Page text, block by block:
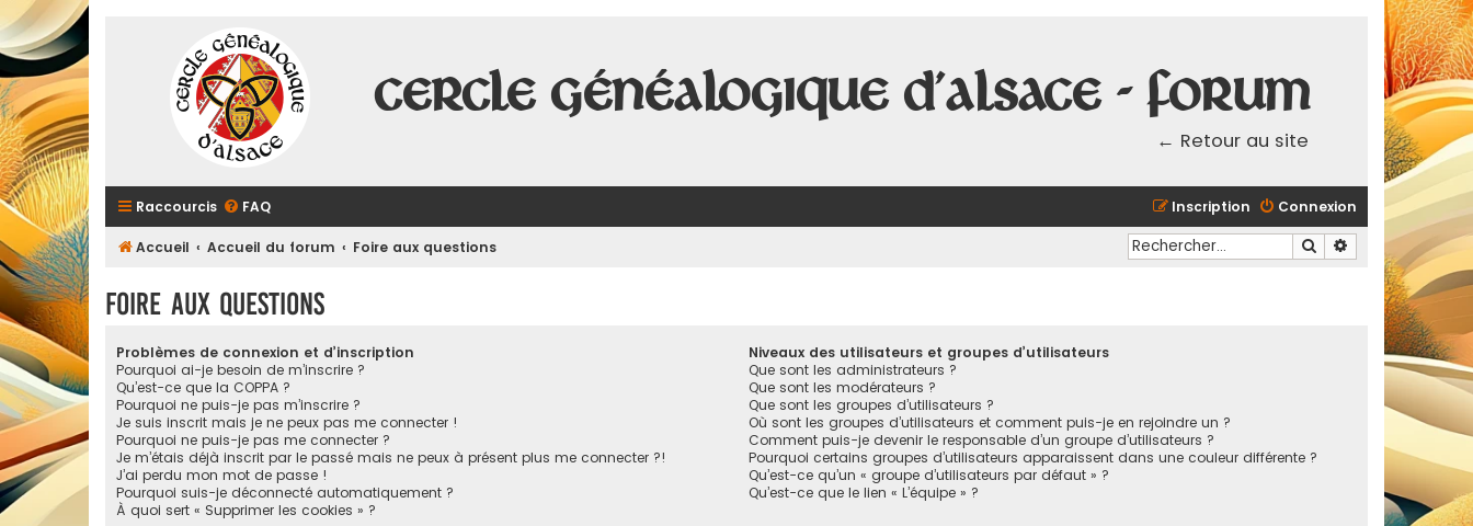
Cercle Généalogique d'Alsace - Forum
← Retour au site
Raccourcis FAQ Connexion
Inscription
Accueil Accueil du forum Foire aux questions Rechercher
Recherche
Foire aux questions
Problèmes de connexion et d’inscription
Pourquoi ai-je besoin de m’inscrire ?
Qu’est-ce que la COPPA ?
Pourquoi ne puis-je pas m’inscrire ?
Je suis inscrit mais je ne peux pas me connecter !
Pourquoi ne puis-je pas me connecter ?
Je m’étais déjà inscrit par le passé mais ne peux à présent plus me connecter ?!
J’ai perdu mon mot de passe !
Pourquoi suis-je déconnecté automatiquement ?
À quoi sert « Supprimer les cookies » ?
Niveaux des utilisateurs et groupes d’utilisateurs
Que sont les administrateurs ?
Que sont les modérateurs ?
Que sont les groupes d’utilisateurs ?
Où sont les groupes d’utilisateurs et comment puis-je en rejoindre un ?
Comment puis-je devenir le responsable d’un groupe d’utilisateurs ?
Pourquoi certains groupes d’utilisateurs apparaissent dans une couleur différente ?
Qu’est-ce qu’un « groupe d’utilisateurs par défaut » ?
Qu’est-ce que le lien « L’équipe » ?